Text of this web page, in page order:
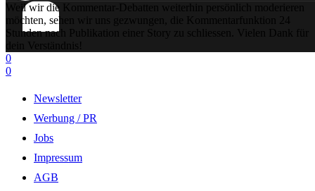
Weil wir die Kommentar-Debatten weiterhin persönlich moderieren
möchten, sehen wir uns gezwungen, die Kommentarfunktion 24
Stunden nach Publikation einer Story zu schliessen. Vielen Dank für
dein Verständnis!
0
0
Newsletter
Werbung / PR
Jobs
Impressum
AGB